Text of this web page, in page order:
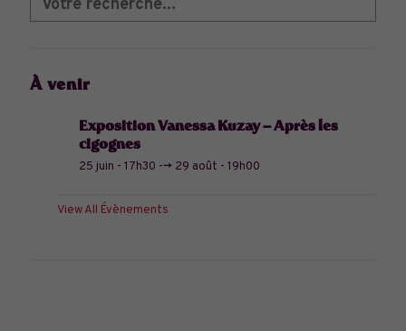
À venir
Exposition Vanessa Kuzay – Après les
cigognes
25 juin - 17h30 --> 29 août - 19h00
View All Évènements